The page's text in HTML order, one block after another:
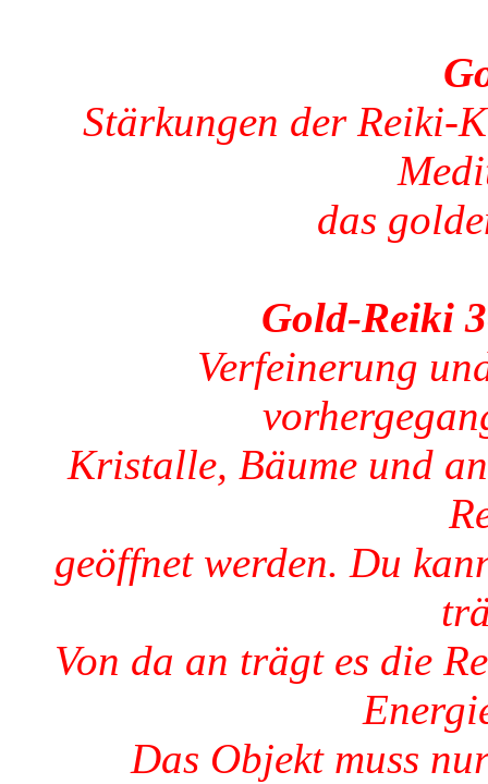
Stärkungen der Reiki-
das
Gold-Reiki
Verfeinerung
Kristalle, Bäume und
geöffnet werden. Du
Von da an trägt es die
Das Objekt muss